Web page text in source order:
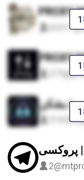
PROXY
63311
275
310282
2